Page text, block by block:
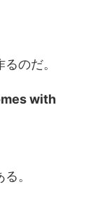
のだ。
with
。